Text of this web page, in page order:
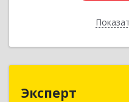
Эксперт